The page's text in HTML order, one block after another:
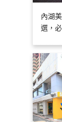
內湖
選，